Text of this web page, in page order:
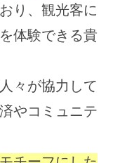
り、観光客に
体験できる貴
々が協力して
やコミュニテ